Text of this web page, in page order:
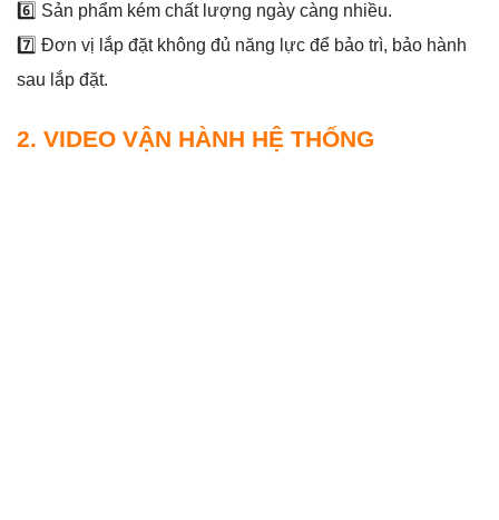
6️⃣ Sản phẩm kém chất lượng ngày càng nhiều.
7️⃣ Đơn vị lắp đặt không đủ năng lực để bảo trì, bảo hành
sau lắp đặt.
2. VIDEO VẬN HÀNH HỆ THỐNG